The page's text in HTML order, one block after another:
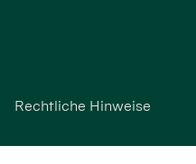
Rechtliche Hinweise